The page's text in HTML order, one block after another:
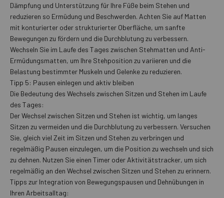
Dämpfung und Unterstützung für Ihre Füße beim Stehen und
reduzieren so Ermüdung und Beschwerden. Achten Sie auf Matten
mit konturierter oder strukturierter Oberfläche, um sanfte
Bewegungen zu fördern und die Durchblutung zu verbessern.
Wechseln Sie im Laufe des Tages zwischen Stehmatten und Anti-
Ermüdungsmatten, um Ihre Stehposition zu variieren und die
Belastung bestimmter Muskeln und Gelenke zu reduzieren.
Tipp 5: Pausen einlegen und aktiv bleiben
Die Bedeutung des Wechsels zwischen Sitzen und Stehen im Laufe
des Tages:
Der Wechsel zwischen Sitzen und Stehen ist wichtig, um langes
Sitzen zu vermeiden und die Durchblutung zu verbessern. Versuchen
Sie, gleich viel Zeit im Sitzen und Stehen zu verbringen und
regelmäßig Pausen einzulegen, um die Position zu wechseln und sich
zu dehnen. Nutzen Sie einen Timer oder Aktivitätstracker, um sich
regelmäßig an den Wechsel zwischen Sitzen und Stehen zu erinnern.
Tipps zur Integration von Bewegungspausen und Dehnübungen in
Ihren Arbeitsalltag: